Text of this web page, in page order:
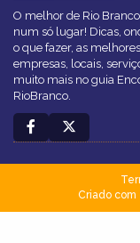
O melhor de Rio Branco
num só lugar! Dicas,
o que fazer, as melhores
empresas, locais,
muito mais no guia
RioBranco.
Criado com